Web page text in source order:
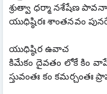
శ్రుత్వా ధర్మా నశేషేణ
యుధిష్ఠిరః శాంతనవం
యుధిష్ఠిర ఉవాచ
కిమేకం దైవతం లోకే కిం
స్తువంతః కం కమర్చంతః